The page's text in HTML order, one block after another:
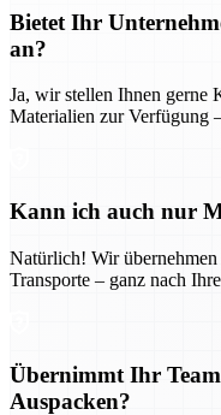
Bietet Ihr
an?
Ja, wir stellen Ihnen gerne
Materialien zur Verfügung
Kann ich auch nur
Natürlich! Wir
Transporte – ganz nach
Übernimmt Ihr
Auspacken?